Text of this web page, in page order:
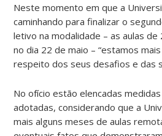
Neste momento em que a
caminhando para finalizar o
letivo na modalidade – as aulas
no dia 22 de maio – “estamos
respeito dos seus desafios e das
No ofício estão elencadas
adotadas, considerando que a
mais alguns meses de aulas